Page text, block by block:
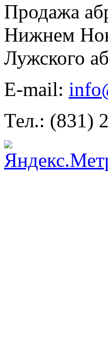
Продажа
Нижнем
Лужского
E-mail:
Тел.: (831)